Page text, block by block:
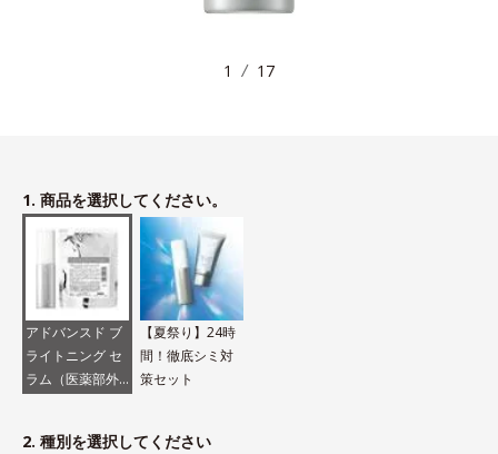
1 17
1. 商品を選択してください。
アドバンスド ブ
ライトニング セ
ラム（医薬部外
【夏祭り】24時
間！徹底シミ対
策セット
2. 種別を選択してください